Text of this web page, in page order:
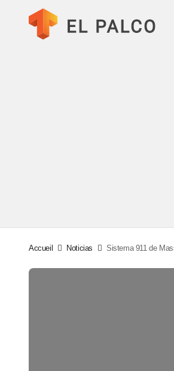
Accueil Noticias Sistema 911 de